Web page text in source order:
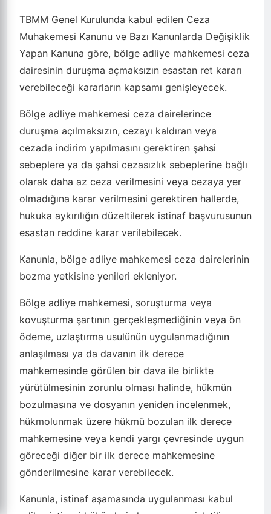
TBMM Genel Kurulunda kabul edilen Ceza
Muhakemesi Kanunu ve Bazı Kanunlarda Değişiklik
Yapan Kanuna göre, bölge adliye mahkemesi ceza
dairesinin duruşma açmaksızın esastan ret kararı
verebileceği kararların kapsamı genişleyecek.
Bölge adliye mahkemesi ceza dairelerince
duruşma açılmaksızın, cezayı kaldıran veya
cezada indirim yapılmasını gerektiren şahsi
sebeplere ya da şahsi cezasızlık sebeplerine bağlı
olarak daha az ceza verilmesini veya cezaya yer
olmadığına karar verilmesini gerektiren hallerde,
hukuka aykırılığın düzeltilerek istinaf başvurusunun
esastan reddine karar verilebilecek.
Kanunla, bölge adliye mahkemesi ceza dairelerinin
bozma yetkisine yenileri ekleniyor.
Bölge adliye mahkemesi, soruşturma veya
kovuşturma şartının gerçekleşmediğinin veya ön
ödeme, uzlaştırma usulünün uygulanmadığının
anlaşılması ya da davanın ilk derece
mahkemesinde görülen bir dava ile birlikte
yürütülmesinin zorunlu olması halinde, hükmün
bozulmasına ve dosyanın yeniden incelenmek,
hükmolunmak üzere hükmü bozulan ilk derece
mahkemesine veya kendi yargı çevresinde uygun
göreceği diğer bir ilk derece mahkemesine
gönderilmesine karar verebilecek.
Kanunla, istinaf aşamasında uygulanması kabul